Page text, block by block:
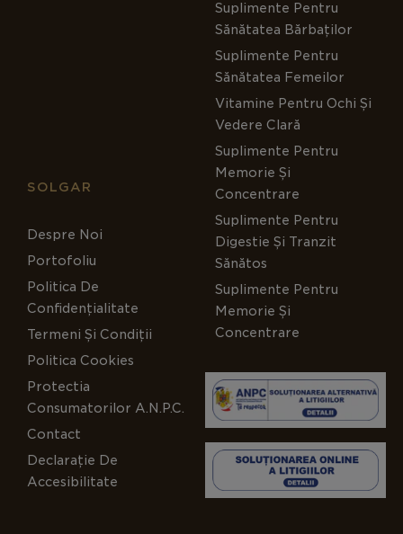
Suplimente Pentru
Sănătatea Bărbaților
Suplimente Pentru
Sănătatea Femeilor
Vitamine Pentru Ochi Și
Vedere Clară
Suplimente Pentru
Memorie Și
Concentrare
Suplimente Pentru
Digestie Și Tranzit
Sănătos
Suplimente Pentru
Memorie Și
Concentrare
SOLGAR
Despre Noi
Portofoliu
Politica De
Confidențialitate
Termeni Și Condiții
Politica Cookies
Protectia
Consumatorilor A.N.P.C.
Contact
Declarație De
Accesibilitate